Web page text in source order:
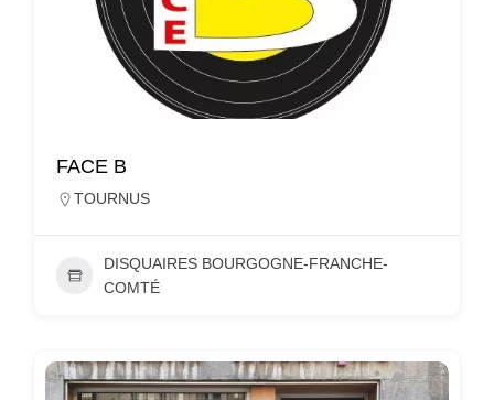
FACE B
TOURNUS
DISQUAIRES BOURGOGNE-FRANCHE-
COMTÉ